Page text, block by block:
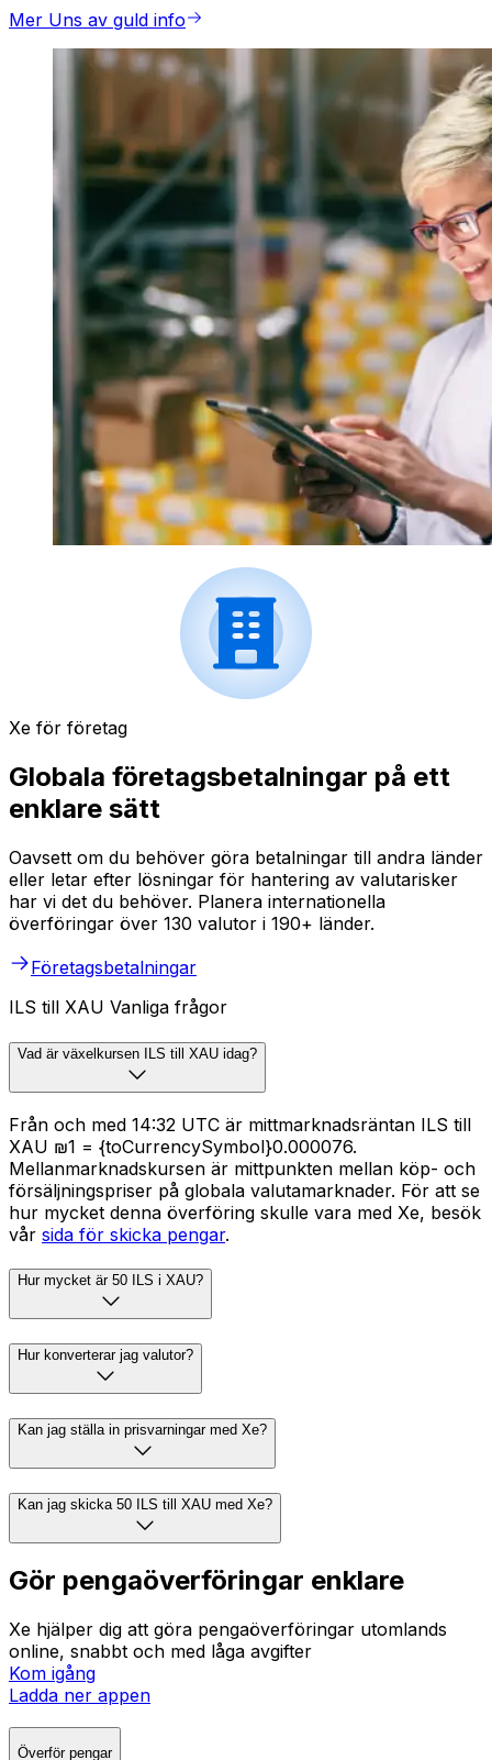
Mer Uns av guld info
Xe för företag
Globala företagsbetalningar på ett
enklare sätt
Oavsett om du behöver göra betalningar till andra länder
eller letar efter lösningar för hantering av valutarisker
har vi det du behöver. Planera internationella
överföringar över 130 valutor i 190+ länder.
Företagsbetalningar
ILS till XAU Vanliga frågor
Vad är växelkursen ILS till XAU idag?
Från och med 14:32 UTC är mittmarknadsräntan ILS till
XAU ₪1 = {toCurrencySymbol}0.000076.
Mellanmarknadskursen är mittpunkten mellan köp- och
försäljningspriser på globala valutamarknader. För att se
hur mycket denna överföring skulle vara med Xe, besök
vår sida för skicka pengar.
Hur mycket är 50 ILS i XAU?
Hur konverterar jag valutor?
Kan jag ställa in prisvarningar med Xe?
Kan jag skicka 50 ILS till XAU med Xe?
Gör pengaöverföringar enklare
Xe hjälper dig att göra pengaöverföringar utomlands
online, snabbt och med låga avgifter
Kom igång
Ladda ner appen
Överför pengar